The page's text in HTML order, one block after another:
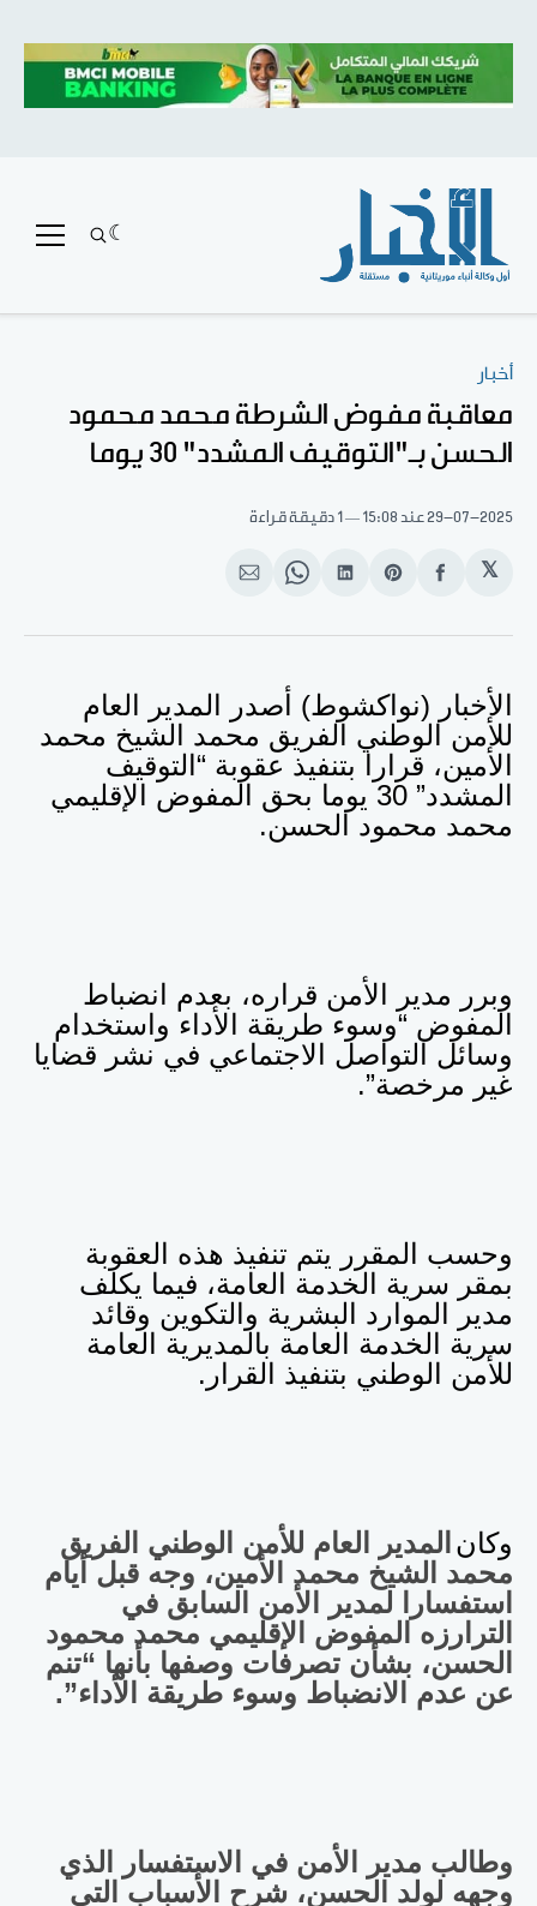
أخبار
معاقبة مفوض الشرطة محمد محمود
الحسن بـ"التوقيف المشدد" 30 يوما
29-07-2025عند 15:08 1 دقيقة قراءة
𝕏
انشر
الفيسبوك
Share
Pinterest
انشر
لينكد
Share
WhatsApp
انشر
الإيميل
الأخبار (نواكشوط) أصدر المدير العام
للأمن الوطني الفريق محمد الشيخ محمد
الأمين، قرارا بتنفيذ عقوبة “التوقيف
المشدد” 30 يوما بحق المفوض الإقليمي
محمد محمود الحسن.
وبرر مدير الأمن قراره، بعدم انضباط
المفوض “وسوء طريقة الأداء واستخدام
وسائل التواصل الاجتماعي في نشر قضايا
غير مرخصة”.
وحسب المقرر يتم تنفيذ هذه العقوبة
بمقر سرية الخدمة العامة، فيما يكلف
مدير الموارد البشرية والتكوين وقائد
سرية الخدمة العامة بالمديرية العامة
للأمن الوطني بتنفيذ القرار.
وكان المدير العام للأمن الوطني الفريق
محمد الشيخ محمد الأمين، وجه قبل أيام
استفسارا لمدير الأمن السابق في
الترارزه المفوض الإقليمي محمد محمود
الحسن، بشأن تصرفات وصفها بأنها “تنم
عن عدم الانضباط وسوء طريقة الأداء”.
وطالب مدير الأمن في الاستفسار الذي
وجهه لولد الحسن، شرح الأسباب التي